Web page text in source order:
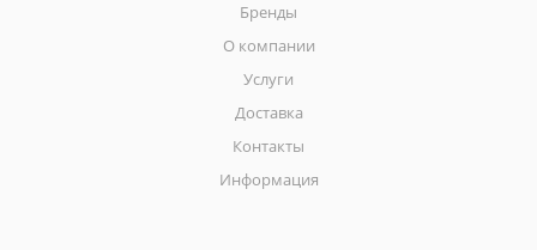
Бренды
О компании
Услуги
Доставка
Контакты
Информация